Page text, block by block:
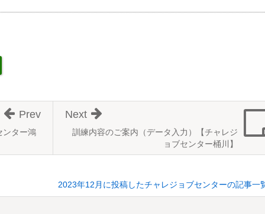
訓練内容のご案内（データ入力）【チャレジ
ョブセンター桶川】
Next
ンター鴻
Prev
2023年12月に投稿したチャレジョブセンターの記事一